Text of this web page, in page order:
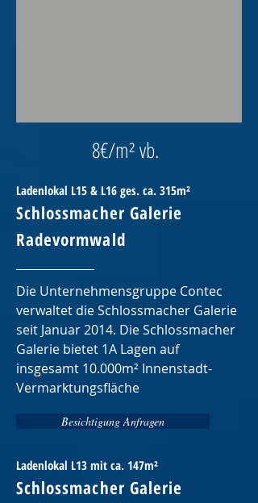
8€/m² vb.
Ladenlokal L15 & L16 ges. ca. 315m²
Schlossmacher Galerie
Radevormwald
Die Unternehmensgruppe Contec
verwaltet die Schlossmacher Galerie
seit Januar 2014. Die Schlossmacher
Galerie bietet 1A Lagen auf
insgesamt 10.000m² Innenstadt-
Vermarktungsfläche
Besichtigung Anfragen
Ladenlokal L13 mit ca. 147m²
Schlossmacher Galerie